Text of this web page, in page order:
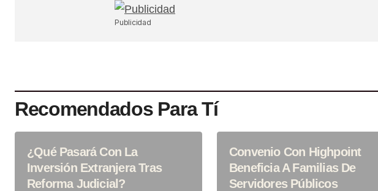
Guardar Mi Nombre, Correo Electrónico Y Sitio Web
En Este Navegador Para La Próxima Vez Que
Haga Un Comentario.
Publicidad
Recomendados Para Tí
¿Qué Pasará Con La
Inversión Extranjera Tras
Reforma Judicial?
Convenio Con Highpoint
Beneficia A Familias De
Servidores Públicos